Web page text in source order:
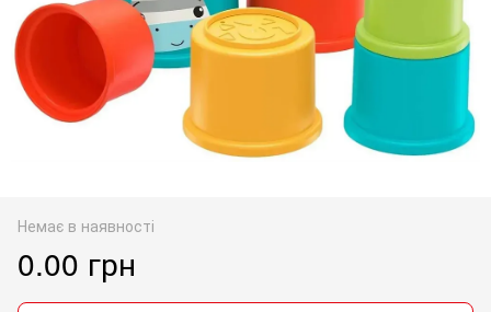
Немає в наявності
0.00 грн